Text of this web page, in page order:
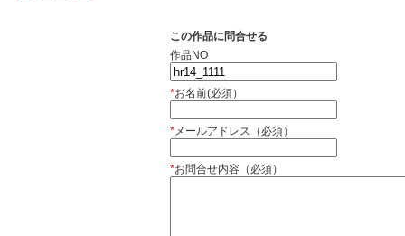
この作品に問合せる
作品NO
*お名前(必須）
*メールアドレス（必須）
*お問合せ内容（必須）